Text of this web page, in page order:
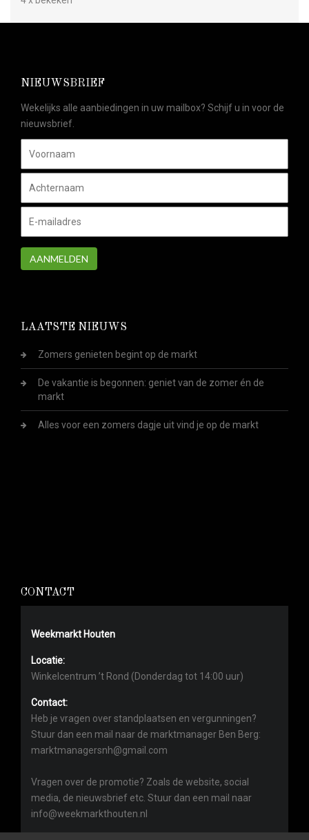
NIEUWSBRIEF
Wekelijks alle aanbiedingen in uw mailbox? Schijf u in voor de
nieuwsbrief.
AANMELDEN
LAATSTE NIEUWS
Zomers genieten begint op de markt
De vakantie is begonnen: geniet van de zomer én de
markt
Alles voor een zomers dagje uit vind je op de markt
CONTACT
Weekmarkt Houten
Locatie:
Winkelcentrum ’t Rond (Donderdag tot 14:00 uur)
Contact:
Heb je vragen over standplaatsen en vergunningen?
Stuur dan een mail naar de marktmanager Ben Berg:
marktmanagersnh@gmail.com
Vragen over de promotie? Zoals de website, social
media, de nieuwsbrief etc. Stuur dan een mail naar
info@weekmarkthouten.nl